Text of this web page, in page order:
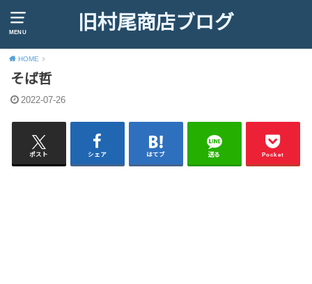
MENU 旧村尾商店ブログ
HOME
そば哲
2022-07-26
ポスト シェア はてブ 送る Pocket